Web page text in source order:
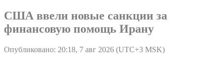
США ввели новые санкции за
финансовую помощь Ирану
Опубликовано: 20:18, 7 авг 2026 (UTC+3 MSK)